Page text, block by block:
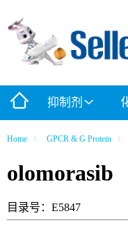
抑制剂
Home GPCR & G Protein
olomorasib
目录号：E5847